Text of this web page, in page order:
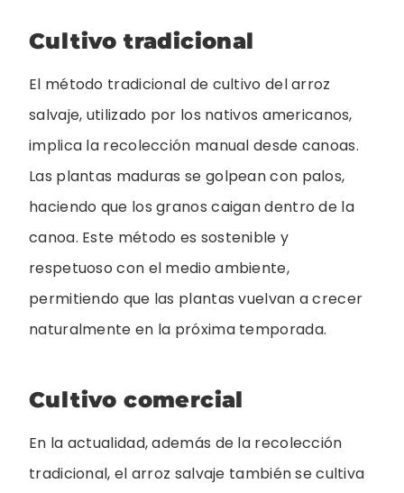
Cultivo tradicional
El método tradicional de cultivo del arroz
salvaje, utilizado por los nativos americanos,
implica la recolección manual desde canoas.
Las plantas maduras se golpean con palos,
haciendo que los granos caigan dentro de la
canoa. Este método es sostenible y
respetuoso con el medio ambiente,
permitiendo que las plantas vuelvan a crecer
naturalmente en la próxima temporada.
Cultivo comercial
En la actualidad, además de la recolección
tradicional, el arroz salvaje también se cultiva